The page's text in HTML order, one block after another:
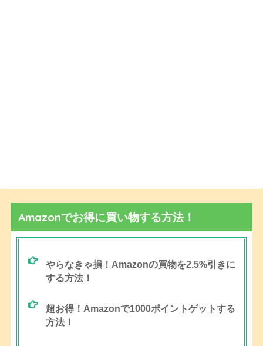
Amazonでお得に買い物する方法！
やらなきゃ損！Amazonの買物を2.5%引きに
する方法！
超お得！Amazonで1000ポイントゲットする
方法！